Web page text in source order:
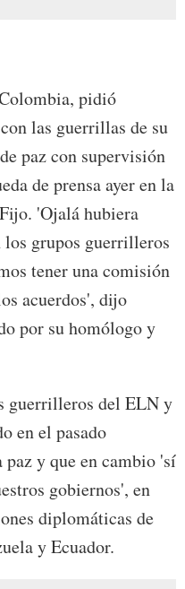
pidió
las guerrillas de su
paz con supervisión
de prensa ayer en la
'Ojalá hubiera
grupos guerrilleros
tener una comisión
acuerdos', dijo
por su homólogo y
guerrilleros del ELN y
en el pasado
y que en cambio 'sí
gobiernos', en
diplomáticas de
y Ecuador.